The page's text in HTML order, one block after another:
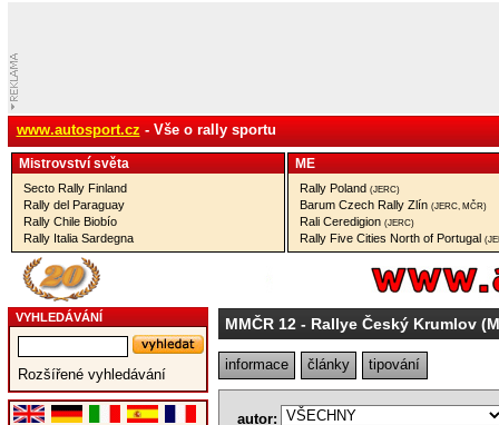
www.autosport.cz - Vše o rally sportu
Mistrovství­ světa
Secto Rally Finland
Rally del Paraguay
Rally Chile Biobío
Rally Italia Sardegna
ME
Rally Poland (JERC)
Barum Czech Rally Zlín (JERC, MČR)
Rali Ceredigion (JERC)
Rally Five Cities North of Portugal
VYHLEDÁVÁNÍ
Rozšířené vyhledávání
MMČR 12- Rallye Český Krumlov
informace články tipování
autor: